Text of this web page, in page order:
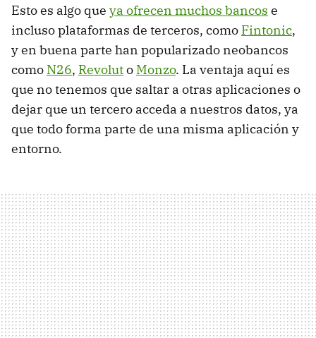
Esto es algo que ya ofrecen muchos bancos e
incluso plataformas de terceros, como Fintonic,
y en buena parte han popularizado neobancos
como N26, Revoluto Monzo. La ventaja aquí es
que no tenemos que saltar a otras aplicaciones o
dejar que un tercero acceda a nuestros datos, ya
que todo forma parte de una misma aplicación y
entorno.